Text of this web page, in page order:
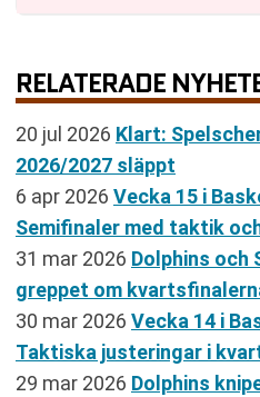
RELATERADE
20 jul 2026 Klart:
2026/2027 släppt
6 apr 2026 Vecka 15 i
Semifinaler med taktik
31 mar 2026 Dolphins och
greppet om
30 mar 2026 Vecka 14 i
Taktiska justeringar i
29 mar 2026 Dolphins